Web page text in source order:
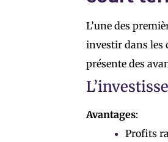
L’une des
investir dans les
présente des
Avantages:
Profits